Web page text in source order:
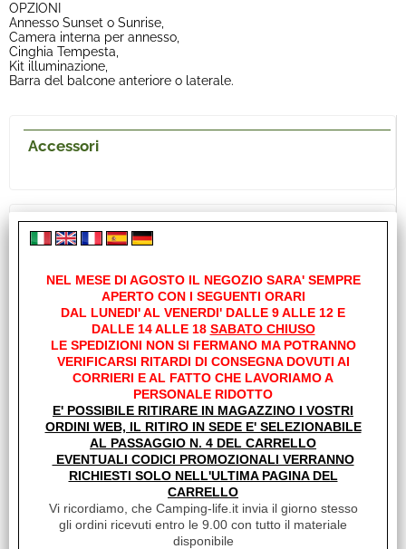
OPZIONI
Annesso Sunset o Sunrise,
Camera interna per annesso,
Cinghia Tempesta,
Kit illuminazione,
Barra del balcone anteriore o laterale.
Accessori
CUCINOTTO/ANNESSO PER VERANDE
SOPLAIR SUNRISE
€ 545,00 Sconto 22%
€425,00
Iva inclusa
Disponibile
NEL MESE DI AGOSTO IL NEGOZIO SARA' SEMPRE
APERTO CON I SEGUENTI ORARI
DAL LUNEDI' AL VENERDI' DALLE 9 ALLE 12 E
DALLE 14 ALLE 18 SABATO CHIUSO
LE SPEDIZIONI NON SI FERMANO MA POTRANNO
VERIFICARSI RITARDI DI CONSEGNA DOVUTI AI
CORRIERI E AL FATTO CHE LAVORIAMO A
PERSONALE RIDOTTO
E' POSSIBILE RITIRARE IN MAGAZZINO I VOSTRI
ORDINI WEB, IL RITIRO IN SEDE E' SELEZIONABILE
AL PASSAGGIO N. 4 DEL CARRELLO
EVENTUALI CODICI PROMOZIONALI VERRANNO
RICHIESTI SOLO NELL'ULTIMA PAGINA DEL
CARRELLO
Vi ricordiamo, che Camping-life.it invia il giorno stesso
gli ordini ricevuti entro le 9.00 con tutto il materiale
disponibile